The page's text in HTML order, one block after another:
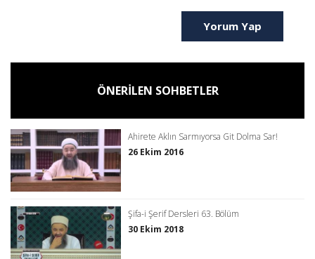
Yorum Yap
ÖNERİLEN SOHBETLER
Ahirete Aklın Sarmıyorsa Git Dolma Sar!
26 Ekim 2016
Şifa-i Şerif Dersleri 63. Bölüm
30 Ekim 2018